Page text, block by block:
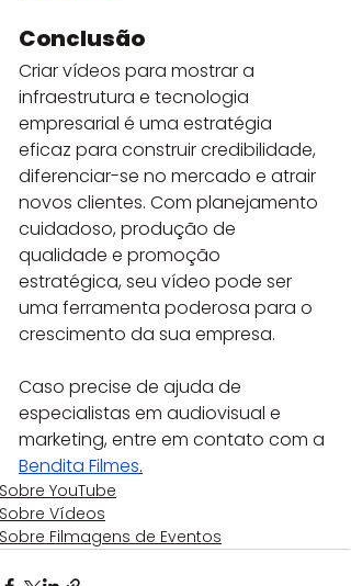
Conclusão
Criar vídeos para mostrar a
infraestrutura e tecnologia
empresarial é uma estratégia
eficaz para construir credibilidade,
diferenciar-se no mercado e atrair
novos clientes. Com planejamento
cuidadoso, produção de
qualidade e promoção
estratégica, seu vídeo pode ser
uma ferramenta poderosa para o
crescimento da sua empresa.
Caso precise de ajuda de
especialistas em audiovisual e
marketing, entre em contato com a
Bendita Filmes.
Sobre YouTube
Sobre Vídeos
Sobre Filmagens de Eventos